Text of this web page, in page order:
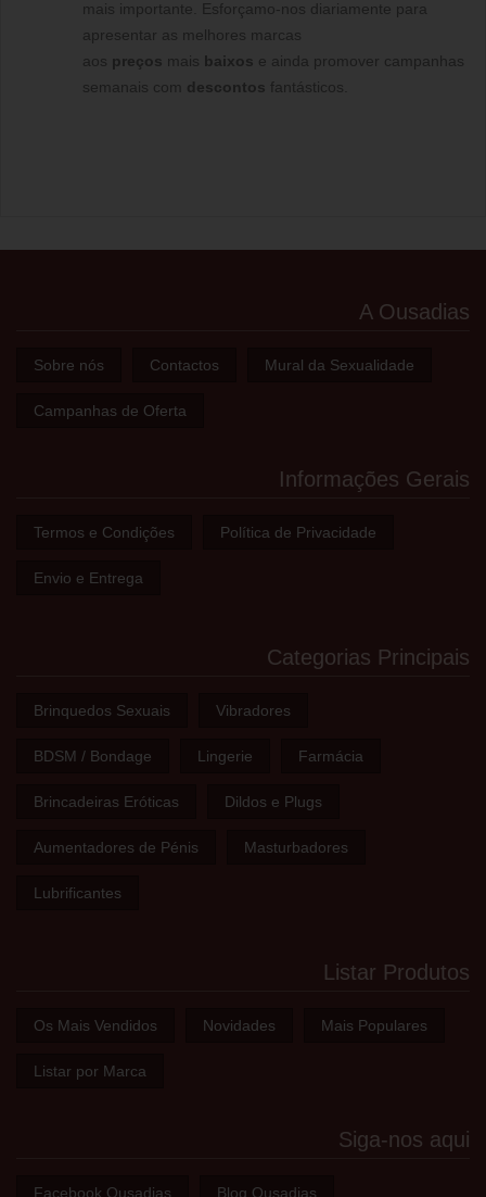
mais importante. Esforçamo-nos diariamente para
apresentar as melhores marcas
aos preços mais baixos e ainda promover campanhas
semanais com descontos fantásticos.
A Ousadias
Sobre nós Contactos Mural da Sexualidade
Campanhas de Oferta
Informações Gerais
Termos e Condições Política de Privacidade
Envio e Entrega
Categorias Principais
Brinquedos Sexuais Vibradores
BDSM / Bondage Lingerie Farmácia
Brincadeiras Eróticas Dildos e Plugs
Aumentadores de Pénis Masturbadores
Lubrificantes
Listar Produtos
Os Mais Vendidos Novidades Mais Populares
Listar por Marca
Siga-nos aqui
Facebook Ousadias Blog Ousadias